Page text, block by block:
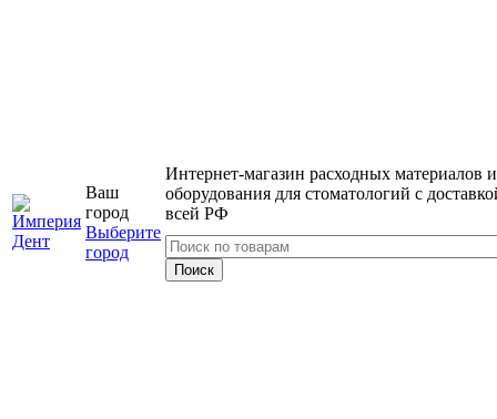
Ваш
город
Выберите
город
Интернет-магазин расходных материалов и
оборудования для стоматологий с
всей РФ